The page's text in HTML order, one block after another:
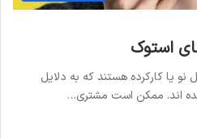
استوک
یا کارکرده هستند که به دلایل
‌اند. ممکن است مشتری…